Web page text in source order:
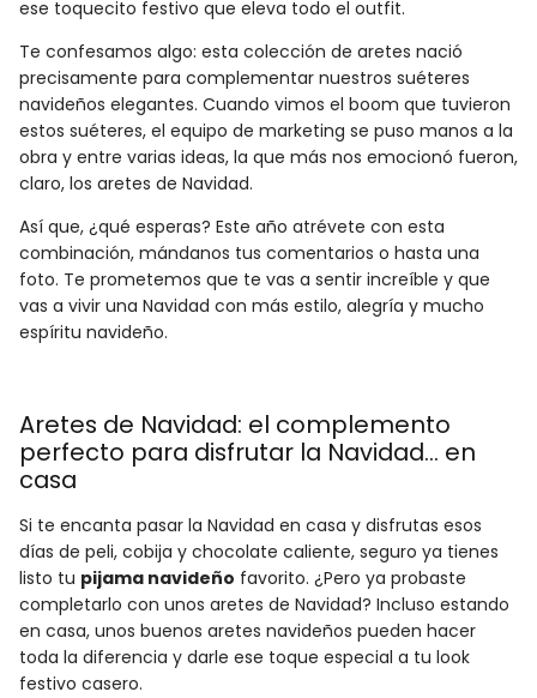
ese toquecito festivo que eleva todo el outfit.
Te confesamos algo: esta colección de aretes nació
precisamente para complementar nuestros suéteres
navideños elegantes. Cuando vimos el boom que tuvieron
estos suéteres, el equipo de marketing se puso manos a la
obra y entre varias ideas, la que más nos emocionó fueron,
claro, los aretes de Navidad.
Así que, ¿qué esperas? Este año atrévete con esta
combinación, mándanos tus comentarios o hasta una
foto. Te prometemos que te vas a sentir increíble y que
vas a vivir una Navidad con más estilo, alegría y mucho
espíritu navideño.
Aretes de Navidad: el complemento
perfecto para disfrutar la Navidad… en
casa
Si te encanta pasar la Navidad en casa y disfrutas esos
días de peli, cobija y chocolate caliente, seguro ya tienes
listo tu pijama navideño favorito. ¿Pero ya probaste
completarlo con unos aretes de Navidad? Incluso estando
en casa, unos buenos aretes navideños pueden hacer
toda la diferencia y darle ese toque especial a tu look
festivo casero.